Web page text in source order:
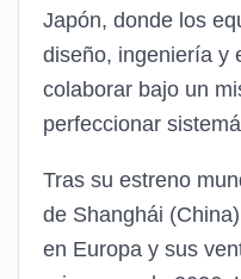
Japón, donde los
diseño, ingeniería y
colaborar bajo un
perfeccionar
Tras su estreno
de Shanghái
en Europa y sus